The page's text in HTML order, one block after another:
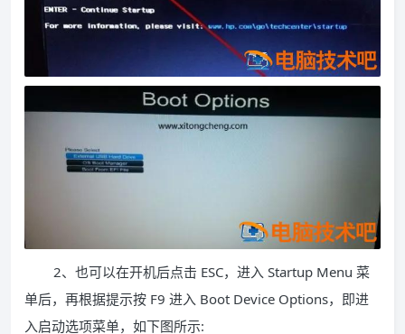
2、也可以在开机后点击 ESC，进入 Startup Menu 菜
单后，再根据提示按 F9 进入 Boot Device Options，即进
入启动选项菜单，如下图所示: